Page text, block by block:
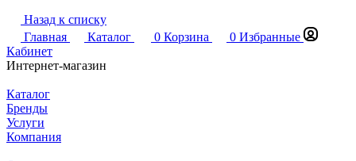
Назад к списку
Главная
Каталог 0 Корзина 0 Избранные
Кабинет
Интернет-магазин
Каталог
Бренды
Услуги
Компания